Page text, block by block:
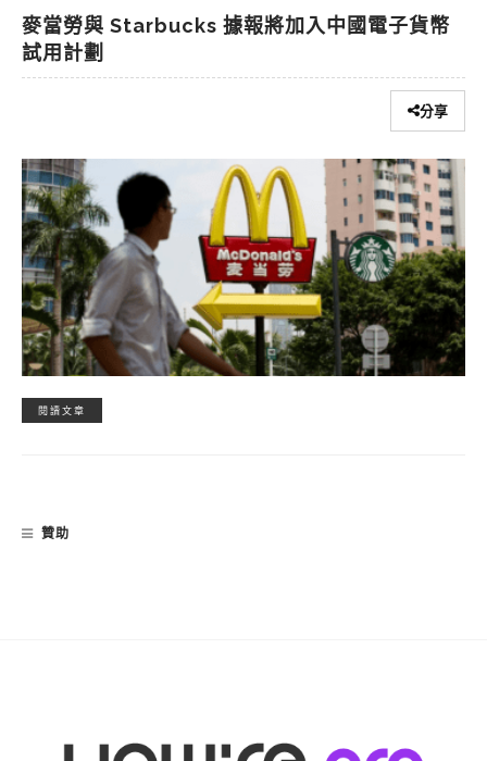
麥當勞與 Starbucks 據報將加入中國電子貨幣
試用計劃
分享
閱讀文章
贊助